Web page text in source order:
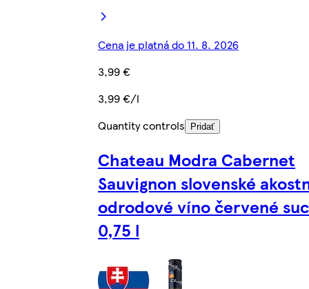
Cena je platná do 11. 8. 2026
3,99 €
3,99 €/l
Quantity controls
Pridať
Chateau Modra Cabernet
Sauvignon slovenské
odrodové víno červené
0,75 l